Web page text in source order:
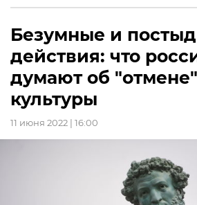
Безумные и
действия: что
думают об
культуры
11 июня 2022 | 16:00